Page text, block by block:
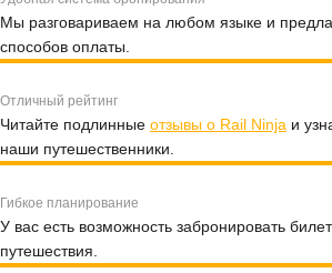
Мы разговариваем на любом языке и
способов оплаты.
Отличный рейтинг
Читайте подлинные отзывы о Rail Ninja и
наши путешественники.
Гибкое планирование
У вас есть возможность забронировать
путешествия.